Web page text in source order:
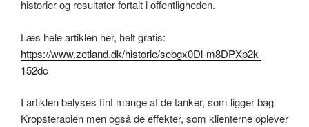
historier og resultater fortalt i offentligheden.
Læs hele artiklen her, helt gratis:
https://www.zetland.dk/historie/sebgx0Dl-m8DPXp2k-
152dc
I artiklen belyses fint mange af de tanker, som ligger bag
Kropsterapien men også de effekter, som klienterne oplever